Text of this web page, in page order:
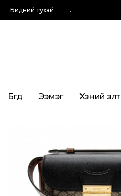
Бидний тухай .
Бүгд Ээмэг Хүзүүний зүүлт